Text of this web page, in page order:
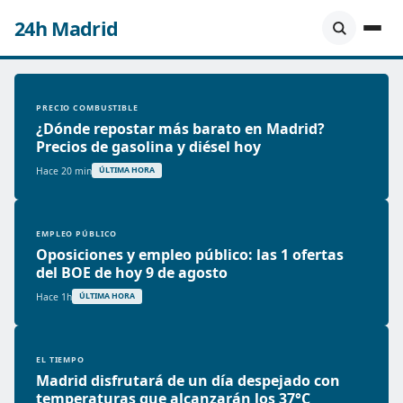
24h Madrid
PRECIO COMBUSTIBLE
¿Dónde repostar más barato en Madrid?
Precios de gasolina y diésel hoy
Hace 20 min ÚLTIMA HORA
EMPLEO PÚBLICO
Oposiciones y empleo público: las 1 ofertas
del BOE de hoy 9 de agosto
Hace 1h ÚLTIMA HORA
EL TIEMPO
Madrid disfrutará de un día despejado con
temperaturas que alcanzarán los 37°C